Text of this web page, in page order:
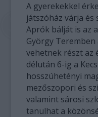
A gyerekekkel
játszóház várja
Aprók bálját is az
György
vehetnek részt az
délután 6-ig a
hosszúhetényi
mezőszopori és
valamint sárosi
tanulhat a